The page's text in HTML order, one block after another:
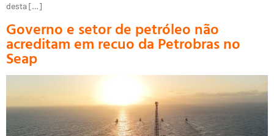
desta […]
Governo e setor de petróleo não
acreditam em recuo da Petrobras no
Seap